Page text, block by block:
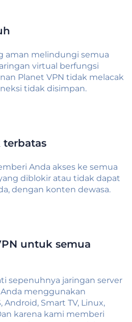
aman melindungi semua
virtual berfungsi
Planet VPN tidak melacak
tidak disimpan.
Anda akses ke semua
diblokir atau tidak dapat
dengan konten dewasa.
untuk semua
sepenuhnya jaringan server
menggunakan
Android, Smart TV, Linux,
karena kami memberi